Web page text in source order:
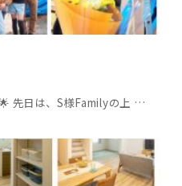
先日は、S様Familyの上 …